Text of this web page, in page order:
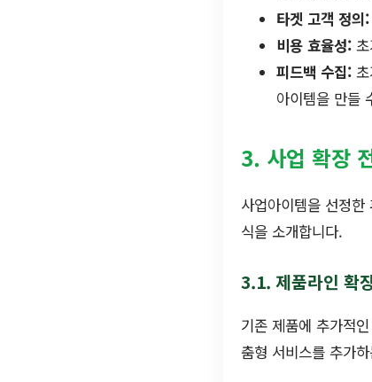
타겟 고객 정의:
비용 효율성:
피드백 수집:
아이템을 만들
3. 사업 확장
사업아이템을 선정
식을 소개합니다.
3.1. 제품라인 확
기존 제품에 추가적
춤형 서비스를 추가